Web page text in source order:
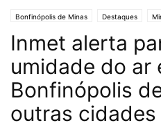
Bonfinópolis de Minas Destaques
Inmet alerta
umidade do ar
Bonfinópolis
outras cidades